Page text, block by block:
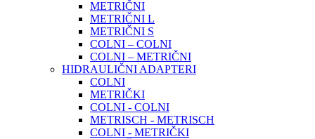
METRIČNI
METRIČNI L
METRIČNI S
COLNI – COLNI
COLNI – METRIČNI
HIDRAULIČNI ADAPTERI
COLNI
METRIČKI
COLNI - COLNI
METRISCH - METRISCH
COLNI - METRIČKI